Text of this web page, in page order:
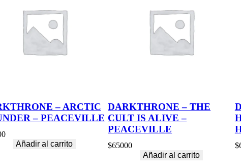
– ARCTIC
– PEACEVILLE
Añadir al carrito
DARKTHRONE – THE
CULT IS ALIVE –
PEACEVILLE
$65000
Añadir al carrito
$